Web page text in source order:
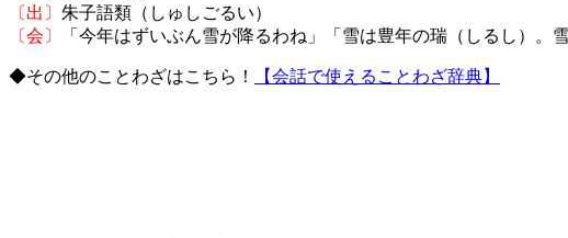
〔出〕 朱子語類（しゅしごるい）
〔会〕
「今年はずいぶん雪が降るわね」「雪は豊年の瑞（しるし）。
◆その他のことわざはこちら！ 【会話で使えることわざ辞典】